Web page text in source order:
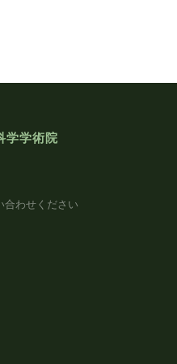
学学術院
合わせください